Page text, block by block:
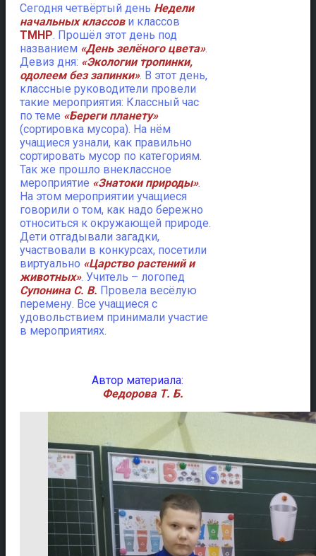
Сегодня четвёртый день Недели
начальных классови классов
ТМНР. Прошёл этот день под
названием «День зелёного цвета».
Девиз дня: «Экологии тропинки,
одолеем без запинки». В этот день,
классные руководители провели
такие мероприятия: Классный час
по теме «Береги планету»
(сортировка мусора). На нём
учащиеся узнали, как правильно
сортировать мусор по категориям.
Так же прошло внеклассное
мероприятие «Знатоки природы».
На этом мероприятии учащиеся
говорили о том, как надо бережно
относиться к окружающей природе.
Дети отгадывали загадки,
участвовали в конкурсах, посетили
виртуально «Царство растений и
животных». Учитель – логопед
Супонина С. В. Провела весёлую
перемену. Все учащиеся с
удовольствием принимали участие
в мероприятиях.
Автор материала:
Федорова Т. Б.